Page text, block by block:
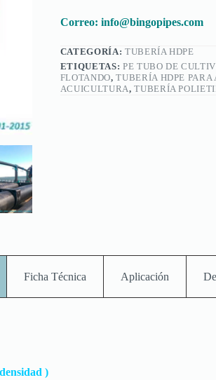
Correo: info@bingopipes.com
CATEGORÍA: TUBERÍA HDPE
ETIQUETAS: PE TUBO DE
FLOTANDO,TUBERÍA HDPE
ACUICULTURA,TUBERÍA
Ficha Técnica Aplicación
)